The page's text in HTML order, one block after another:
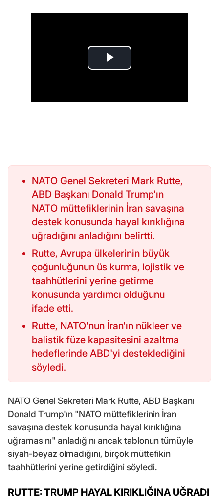
NATO Genel Sekreteri Mark Rutte,
ABD Başkanı Donald Trump'ın
NATO müttefiklerinin İran savaşına
destek konusunda hayal kırıklığına
uğradığını anladığını belirtti.
Rutte, Avrupa ülkelerinin büyük
çoğunluğunun üs kurma, lojistik ve
taahhütlerini yerine getirme
konusunda yardımcı olduğunu
ifade etti.
Rutte, NATO'nun İran'ın nükleer ve
balistik füze kapasitesini azaltma
hedeflerinde ABD'yi desteklediğini
söyledi.
NATO Genel Sekreteri Mark Rutte, ABD Başkanı
Donald Trump'ın "NATO müttefiklerinin İran
savaşına destek konusunda hayal kırıklığına
uğramasını" anladığını ancak tablonun tümüyle
siyah-beyaz olmadığını, birçok müttefikin
taahhütlerini yerine getirdiğini söyledi.
RUTTE: TRUMP HAYAL KIRIKLIĞINA UĞRADI